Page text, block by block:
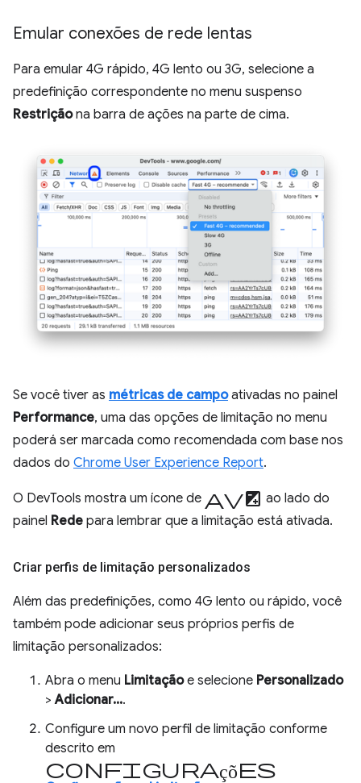
Emular conexões de rede lentas
Para emular 4G rápido, 4G lento ou 3G, selecione a
predefinição correspondente no menu suspenso
Restriçãona barra de ações na parte de cima.
Se você tiver as métricas de campoativadas no painel
Performance, uma das opções de limitação no menu
poderá ser marcada como recomendada com base nos
dados do Chrome User Experience Report.
O DevTools mostra um ícone de aviso ao lado do
painel Rede para lembrar que a limitação está ativada.
Criar perfis de limitação personalizados
Além das predefinições, como 4G lento ou rápido, você
também pode adicionar seus próprios perfis de
limitação personalizados:
Abra o menu Limitaçãoe selecione Personalizado
>Adicionar....
Configure um novo perfil de limitação conforme
descrito em
Configurações